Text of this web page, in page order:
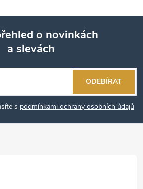
o novinkách
a slevách
s podmínkami ochrany osobních údajů
ODEBÍRAT